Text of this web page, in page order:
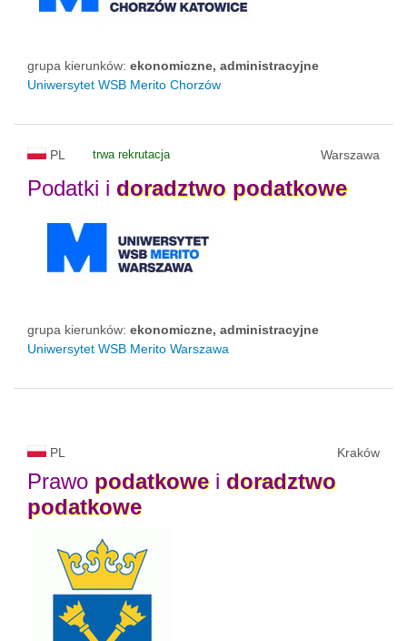
grupa kierunków: ekonomiczne, administracyjne
Uniwersytet WSB Merito Chorzów
PL trwa rekrutacja Warszawa
Podatki i doradztwo podatkowe
grupa kierunków: ekonomiczne, administracyjne
Uniwersytet WSB Merito Warszawa
PL Kraków
Prawo podatkowei doradztwo
podatkowe